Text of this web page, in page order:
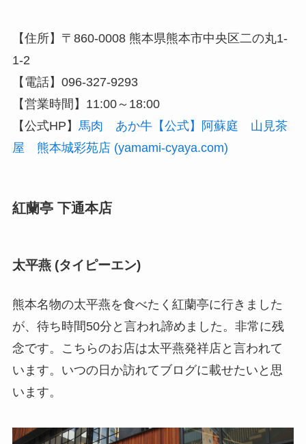
【住所】〒860-0008 熊本県熊本市中央区二の丸1-
1-2
【電話】096-327-9293
【営業時間】11:00～18:00
【公式HP】 馬肉 あか牛【公式】阿蘇庭 山見茶
屋 熊本城彩苑店 (yamami-cyaya.com)
紅蘭亭 下通本店
太平燕 (タイピーエン)
熊本名物の太平燕を食べたく紅蘭亭に行きました
が、待ち時間50分と言われ諦めました。非常に残
念です。こちらのお店は太平燕発祥店と言われて
います。 いつの日か訪れてブログに載せたいと思
います。